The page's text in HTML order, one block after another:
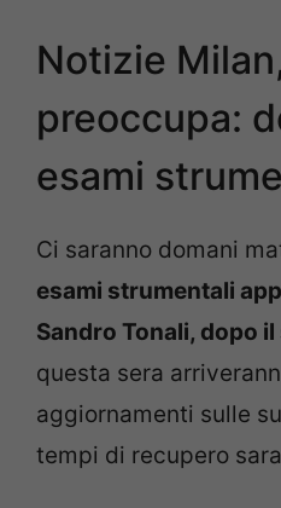
Notizie
preoccupa:
esami
Ci saranno domani
esami strumentali
Sandro Tonali, dopo
questa sera
aggiornamenti sulle
tempi di recupero